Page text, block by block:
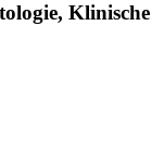
Klinische